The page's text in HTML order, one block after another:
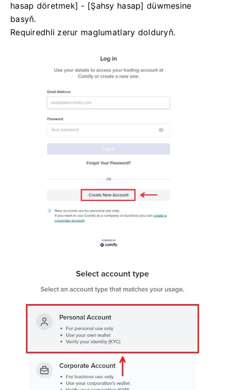
hasap döretmek] - [Şahsy hasap] düwmesine
basyň.
Requiredhli zerur maglumatlary dolduryň.